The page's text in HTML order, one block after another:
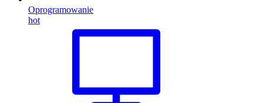
Oprogramowanie
hot